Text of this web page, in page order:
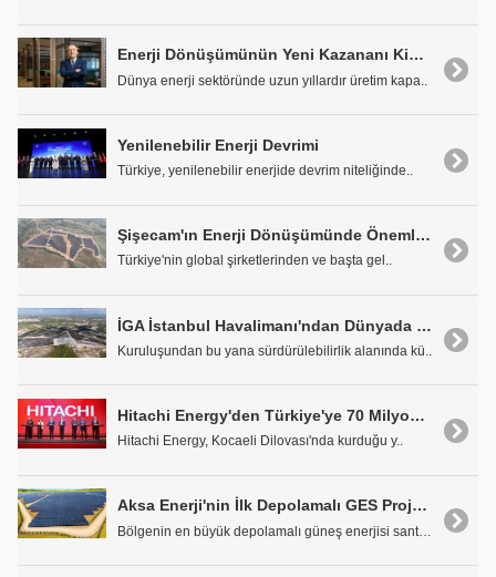
Enerji Dönüşümünün Yeni Kazananı Kim Olacak?
Dünya enerji sektöründe uzun yıllardır üretim kapa..
Yenilenebilir Enerji Devrimi
Türkiye, yenilenebilir enerjide devrim niteliğinde..
Şişecam'ın Enerji Dönüşümünde Önemli Bir Adım İş Enerji İş Birliği ile Tamamlandı
Türkiye'nin global şirketlerinden ve başta gel..
İGA İstanbul Havalimanı'ndan Dünyada bir İlk İGA, Enerji İhtiyacının Tamamını Güneşten Karşılıyor
Kuruluşundan bu yana sürdürülebilirlik alanında kü..
Hitachi Energy'den Türkiye'ye 70 Milyon Dolarlık Stratejik Yatırım
Hitachi Energy, Kocaeli Dilovası'nda kurduğu y..
Aksa Enerji'nin İlk Depolamalı GES Projesi Ticari Üretime Başladı